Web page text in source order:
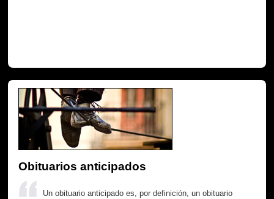
Obituarios anticipados
Un obituario anticipado es, por definición, un obituario